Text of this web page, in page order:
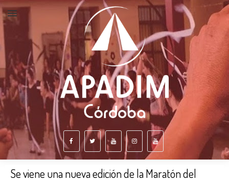
Se viene una nueva edición de la Maratón del